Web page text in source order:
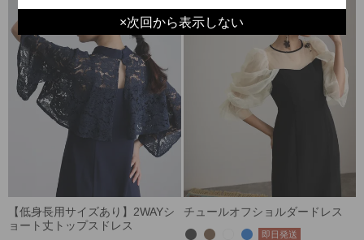
×次回から表示しない
【低身長用サイズあり】2WAYシ
ョート丈トップスドレス
チュールオフショルダードレス
即日発送